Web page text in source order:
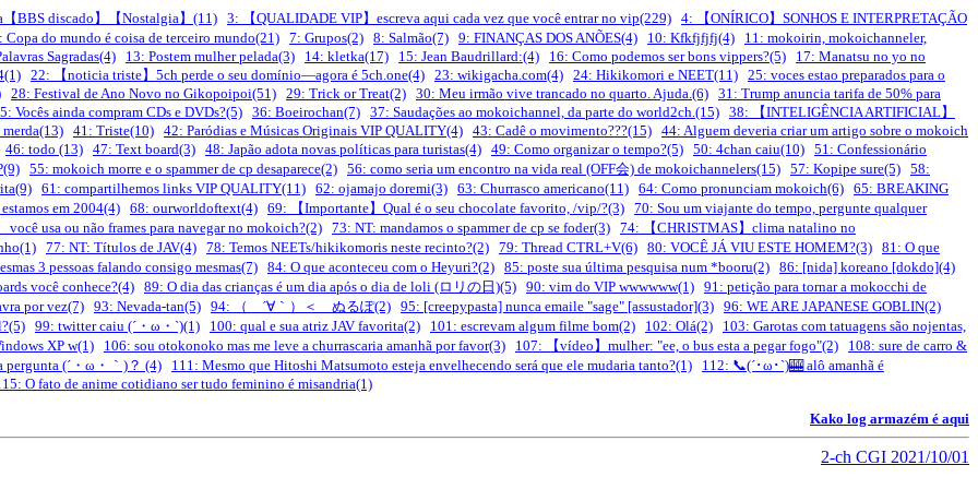
【BBS discado】【Nostalgia】(11) 3: 【QUALIDADE VIP】escreva aqui cada vez que você entrar no vip(229) 4: 【ONÍRICO】SONHOS E INTERPRETAÇÃO
Copa do mundo é coisa de terceiro mundo(21) 7: Grupos(2) 8: Salmão(7) 9: FINANÇAS DOS ANÕES(4) 10: Kfkfjfjfj(4)
11: mokoirin, mokoichanneler,
Sagradas(4)
13: Postem mulher pelada(3) 14: kletka(17) 15: Jean Baudrillard:(4) 16: Como podemos ser bons vippers?(5)
17: Manatsu no yo no
22: 【noticia triste】5ch perde o seu domínio—agora é 5ch.one(4) 23: wikigacha.com(4) 24: Hikikomori e NEET(11) 25: voces estao preparados para o
28: Festival de Ano Novo no Gikopoipoi(51) 29: Trick or Treat(2) 30: Meu irmão vive trancado no quarto. Ajuda.(6) 31: Trump anuncia tarifa de 50% para
Vocês ainda compram CDs e DVDs?(5) 36: Boeirochan(7) 37: Saudações ao mokoichannel, da parte do world2ch.(15) 38: 【INTELIGÊNCIA ARTIFICIAL】
41: Triste(10) 42: Paródias e Músicas Originais VIP QUALITY(4) 43: Cadê o movimento???(15) 44: Alguem deveria criar um artigo sobre o mokoich
46: todo (13) 47: Text board(3) 48: Japão adota novas políticas para turistas(4) 49: Como organizar o tempo?(5) 50: 4chan caiu(10) 51: Confessionário
55: mokoich morre e o spammer de cp desaparece(2) 56: como seria um encontro na vida real (OFF会) de mokoichannelers(15) 57: Kopipe sure(5) 58:
61: compartilhemos links VIP QUALITY(11) 62: ojamajo doremi(3) 63: Churrasco americano(11) 64: Como pronunciam mokoich(6) 65: BREAKING
em 2004(4) 68: ourworldoftext(4) 69: 【Importante】Qual é o seu chocolate favorito, /vip/?(3) 70: Sou um viajante do tempo, pergunte qualquer
você usa ou não frames para navegar no mokoich?(2) 73: NT: mandamos o spammer de cp se foder(3) 74: 【CHRISTMAS】clima natalino no
77: NT: Títulos de JAV(4) 78: Temos NEETs/hikikomoris neste recinto?(2) 79: Thread CTRL+V(6) 80: VOCÊ JÁ VIU ESTE HOMEM?(3) 81: O que
3 pessoas falando consigo mesmas(7) 84: O que aconteceu com o Heyuri?(2) 85: poste sua última pesquisa num *booru(2) 86: [nida] koreano [dokdo](4)
você conhece?(4) 89: O dia das crianças é um dia após o dia de loli (ロリの日)(5) 90: vim do VIP wwwwww(1) 91: petição para tornar a mokocchi de
por vez(7) 93: Nevada-tan(5) 94: （ ´∀｀）＜ ぬるぽ(2) 95: [creepypasta] nunca emaile "sage" [assustador](3) 96: WE ARE JAPANESE GOBLIN(2)
99: twitter caiu (´・ω・`)(1) 100: qual e sua atriz JAV favorita(2) 101: escrevam algum filme bom(2) 102: Olá(2)
103: Garotas com tatuagens são nojentas,
XP w(1)
106: sou otokonoko mas me leve a churrascaria amanhã por favor(3) 107: 【vídeo】mulher: "ee, o bus esta a pegar fogo"(2)
108: sure de carro &
pergunta (´・ω・｀)？ (4)
111: Mesmo que Hitoshi Matsumoto esteja envelhecendo será que ele mudaria tanto?(1)
112: 📞(´･ω･`)🎰 alô amanhã é
O fato de anime cotidiano ser tudo feminino é misandria(1)
Kako log armazém é aqui
2-ch CGI 2021/10/01